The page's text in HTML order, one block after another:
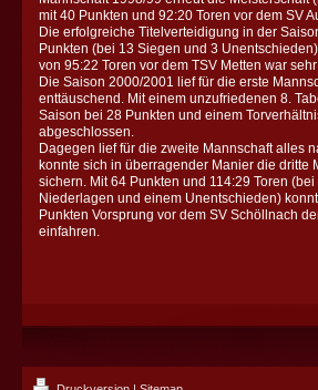
mit 40 Punkten und 92:20 Toren vor dem SV
Die erfolgreiche Titelverteidigung in der
Punkten (bei 13 Siegen und 3
von 95:22 Toren vor dem TSV Metten war
Die Saison 2000/2001 lief für die erste
enttäuschend. Mit einem unzufriedenen 8.
Saison bei 28 Punkten und einem
abgeschlossen.
Dagegen lief für die zweite Mannschaft alles
konnte sich in überragender Manier die dritte
sichern. Mit 64 Punkten und 114:29 Toren
Niederlagen und einem Unentschieden)
Punkten Vorsprung vor dem SV Schöllnach
einfahren.